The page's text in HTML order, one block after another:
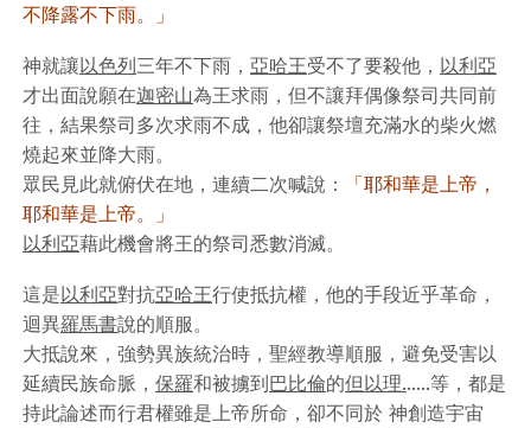
不降露不下雨。」
神就讓以色列三年不下雨， 亞哈王受不了要殺他， 以利亞
才出面說願在迦密山為王求雨，但不讓拜偶像祭司共同前
往，結果祭司多次求雨不成，他卻讓祭壇充滿水的柴火燃
燒起來並降大雨。
眾民見此就俯伏在地，連續二次喊說：
「耶和華是上帝，
耶和華是上帝。」
以利亞藉此機會將王的祭司悉數消滅。
這是以利亞對抗亞哈王行使抵抗權，他的手段近乎革命，
迴異羅馬書說的順服。
大抵說來，強勢異族統治時，聖經教導順服，避免受害以
延續民族命脈， 保羅和被擄到巴比倫的但以理......等，都是
持此論述而行君權雖是上帝所命，卻不同於 神創造宇宙